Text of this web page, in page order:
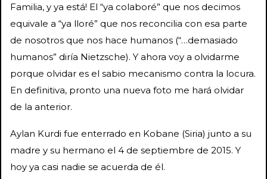
Familia, y ya está! El “ya colaboré” que nos decimos
equivale a “ya lloré” que nos reconcilia con esa parte
de nosotros que nos hace humanos (“…demasiado
humanos” diría Nietzsche). Y ahora voy a olvidarme
porque olvidar es el sabio mecanismo contra la locura.
En definitiva, pronto una nueva foto me hará olvidar
de la anterior.
Aylan Kurdi fue enterrado en Kobane (Siria) junto a su
madre y su hermano el 4 de septiembre de 2015. Y
hoy ya casi nadie se acuerda de él.